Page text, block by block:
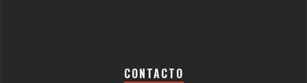
CONTACTO